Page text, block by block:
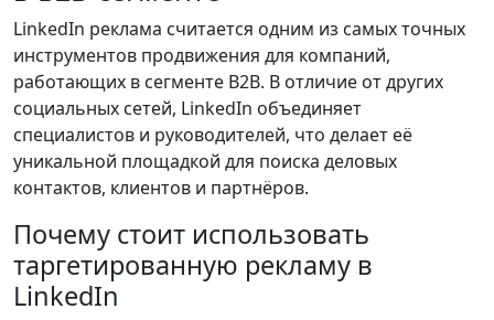
LinkedIn реклама считается одним из самых точных
инструментов продвижения для компаний,
работающих в сегменте B2B. В отличие от других
социальных сетей, LinkedIn объединяет
специалистов и руководителей, что делает её
уникальной площадкой для поиска деловых
контактов, клиентов и партнёров.
Почему стоит использовать
таргетированную рекламу в
LinkedIn